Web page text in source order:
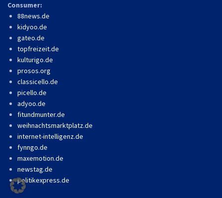
Consumer:
88news.de
kidyoo.de
gateo.de
topfreizeit.de
kulturigo.de
prosos.org
classicello.de
picello.de
adyoo.de
fitundmunter.de
weihnachtsmarktplatz.de
internet-intelligenz.de
fynngo.de
maxemotion.de
newstag.de
politikexpress.de